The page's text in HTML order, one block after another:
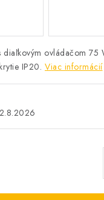
na odstúpenie od zmluvy
Podmienky ochrany
Zákamenné
diaľkovým ovládačom
IP20. Viac informácií